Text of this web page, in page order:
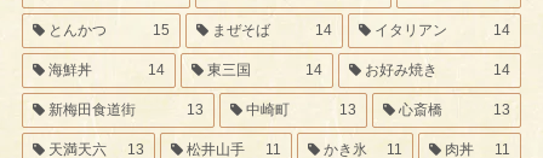
とんかつ 15 まぜそば 14 イタリアン 14
海鮮丼 14 東三国 14 お好み焼き 14
新梅田食道街 13 中崎町 13 心斎橋 13
天満天六 13 松井山手 11 かき氷 11 肉丼 11